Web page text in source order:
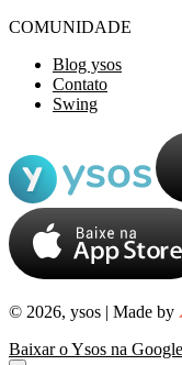
COMUNIDADE
Blog ysos
Contato
Swing
© 2026, ysos | Made by
Baixar o Ysos na